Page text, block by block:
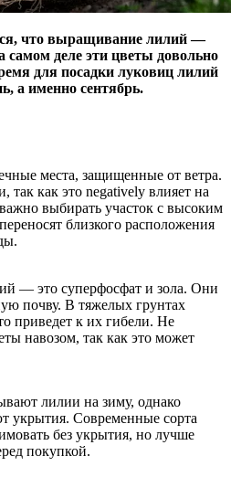
что выращивание лилий —
самом деле эти цветы довольно
для посадки луковиц лилий
а именно сентябрь.
места, защищенные от ветра.
так как это negatively влияет на
выбирать участок с высоким
близкого расположения
— это суперфосфат и зола. Они
почву. В тяжелых грунтах
приведет к их гибели. Не
навозом, так как это может
лилии на зиму, однако
укрытия. Современные сорта
без укрытия, но лучше
покупкой.